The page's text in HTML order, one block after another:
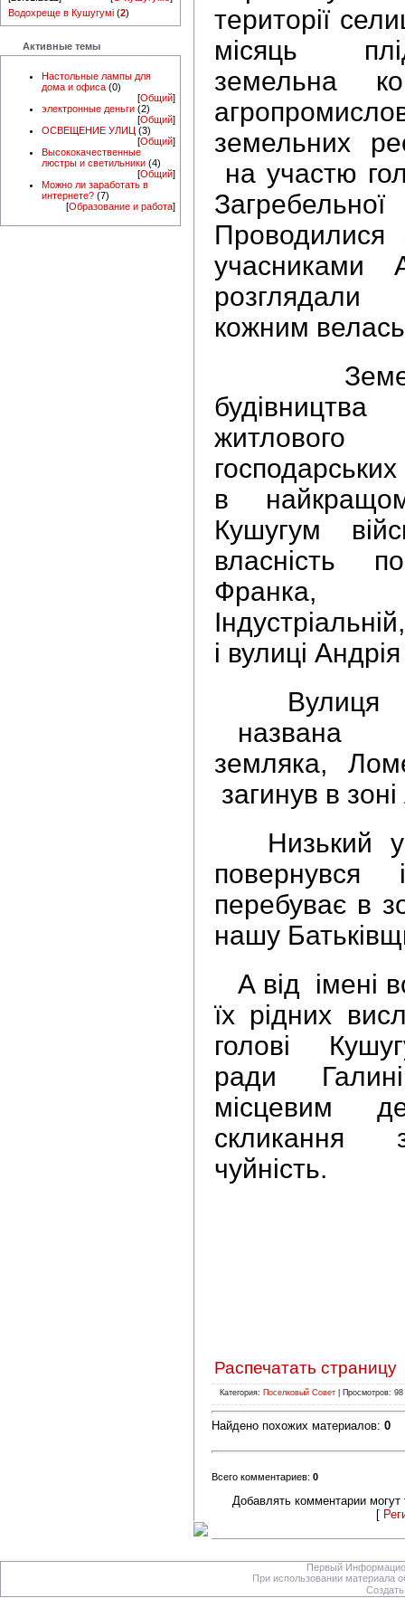
Водохреще в Кушугумі (2)
Активные темы
Настольные лампы для
дома и офиса (0)
[Общий]
электронные деньги (2)
[Общий]
ОСВЕЩЕНИЕ УЛИЦ (3)
[Общий]
Высококачественные
люстры и светильники (4)
[Общий]
Можно ли заработать в
интернете? (7)
[Образование и работа]
території
місяць
земельна
земельних
на участю
Проводилися
учасниками
розглядали
кожним
будівництва
в
Кушугум
власність
Франка,
і вулиці
Вулиця
названа
земляка,
загинув в
Низький
перебуває в
нашу
А від імені
їх рідних
голові
ради
місцевим
скликання
чуйність.
Распечатать страницу
Категория: Поселковый Совет | Просмотров:
Найдено похожих материалов: 0
Всего комментариев: 0
Добавлять комментарии могут
[
Первый
При использовании материала